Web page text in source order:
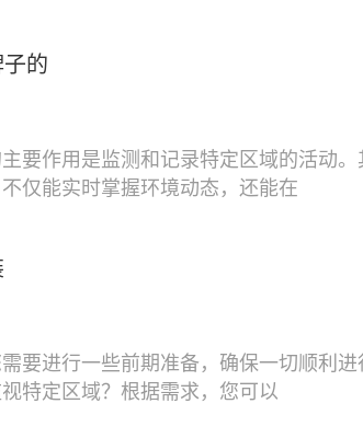
的
要作用是监测和记录特定区域的活动
仅能实时掌握环境动态，还能在
要进行一些前期准备，确保一切顺利
特定区域？根据需求，您可以